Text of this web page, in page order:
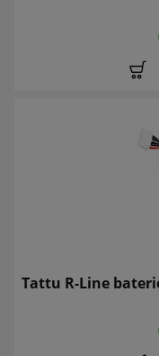
Tattu R-Line